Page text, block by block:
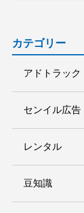
カテゴリー
アドトラック
センイル広告
レンタル
豆知識